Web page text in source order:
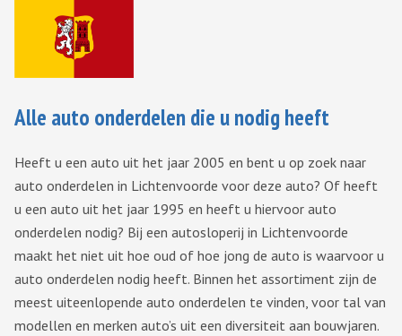
Alle auto onderdelen die u nodig heeft
Heeft u een auto uit het jaar 2005 en bent u op zoek naar
auto onderdelen in Lichtenvoorde voor deze auto? Of heeft
u een auto uit het jaar 1995 en heeft u hiervoor auto
onderdelen nodig? Bij een autosloperij in Lichtenvoorde
maakt het niet uit hoe oud of hoe jong de auto is waarvoor u
auto onderdelen nodig heeft. Binnen het assortiment zijn de
meest uiteenlopende auto onderdelen te vinden, voor tal van
modellen en merken auto’s uit een diversiteit aan bouwjaren.